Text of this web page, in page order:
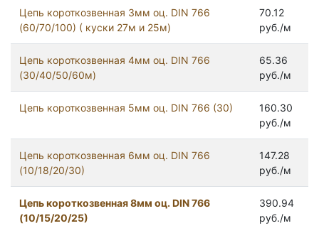
Цепь короткозвенная 3мм оц. DIN 766
(60/70/100) ( куски 27м и 25м)
70.12
руб./м
Цепь короткозвенная 4мм оц. DIN 766
(30/40/50/60м)
65.36
руб./м
Цепь короткозвенная 5мм оц. DIN 766 (30)
160.30
руб./м
Цепь короткозвенная 6мм оц. DIN 766
(10/18/20/30)
147.28
руб./м
Цепь короткозвенная 8мм оц. DIN 766
(10/15/20/25)
390.94
руб./м